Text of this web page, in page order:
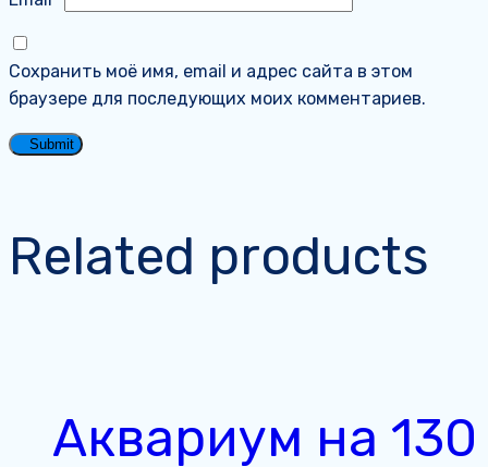
Сохранить моё имя, email и адрес сайта в этом
браузере для последующих моих комментариев.
Related products
Аквариум на 130